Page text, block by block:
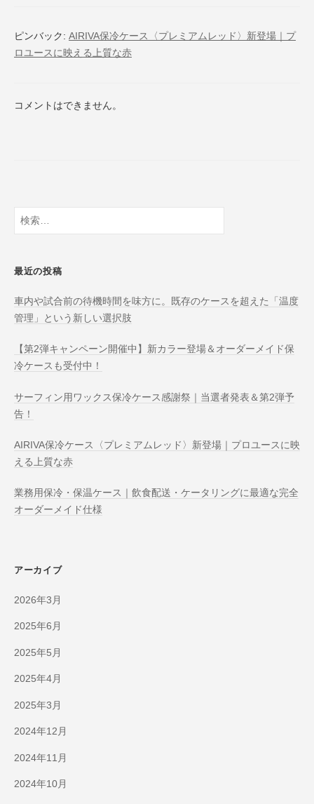
ピンバック: AIRIVA保冷ケース〈プレミアムレッド〉新登場｜プ
ロユースに映える上質な赤
コメントはできません。
検
最近の投稿
車内や試合前の待機時間を味方に。既存のケースを超えた「温度
管理」という新しい選択肢
【第2弾キャンペーン開催中】新カラー登場＆オーダーメイド保
冷ケースも受付中！
サーフィン用ワックス保冷ケース感謝祭｜当選者発表＆第2弾予
告！
AIRIVA保冷ケース〈プレミアムレッド〉新登場｜プロユースに映
える上質な赤
業務用保冷・保温ケース｜飲食配送・ケータリングに最適な完全
オーダーメイド仕様
アーカイブ
2026年3月
2025年6月
2025年5月
2025年4月
2025年3月
2024年12月
2024年11月
2024年10月